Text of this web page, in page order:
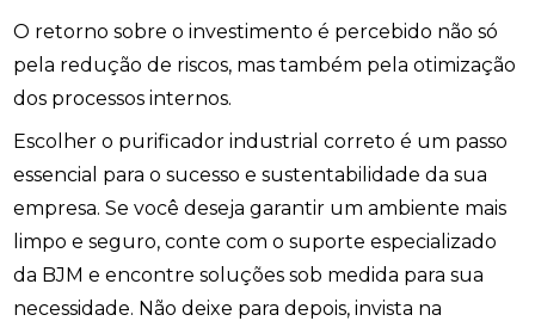
O retorno sobre o investimento é percebido não só
pela redução de riscos, mas também pela otimização
dos processos internos.
Escolher o purificador industrial correto é um passo
essencial para o sucesso e sustentabilidade da sua
empresa. Se você deseja garantir um ambiente mais
limpo e seguro, conte com o suporte especializado
da BJM e encontre soluções sob medida para sua
necessidade. Não deixe para depois, invista na